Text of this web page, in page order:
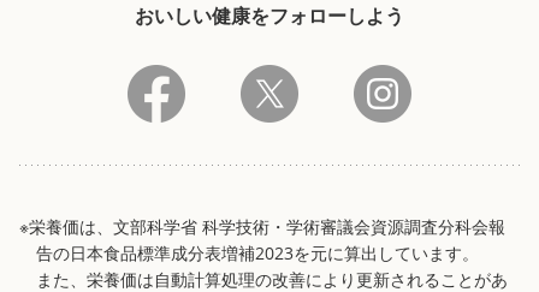
おいしい健康をフォローしよう
※栄養価は、文部科学省 科学技術・学術審議会資源調査分科会報
告の日本食品標準成分表増補2023を元に算出しています。
また、栄養価は自動計算処理の改善により更新されることがあ